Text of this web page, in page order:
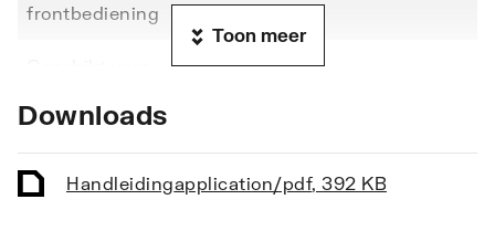
frontbediening
Nee
Hoogte 145
Toon meer
Downloads
Handleidingapplication/pdf, 392 KB